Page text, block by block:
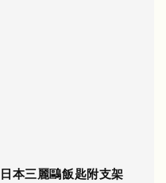
日本三麗鷗飯匙附支架